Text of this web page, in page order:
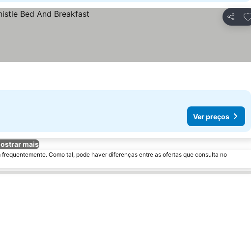
Ver preços
mais
Como tal, pode haver diferenças entre as ofertas que consulta no